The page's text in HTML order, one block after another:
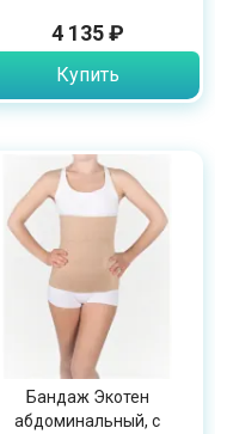
4 135 ₽
Купить
Бандаж Экотен
абдоминальный, с